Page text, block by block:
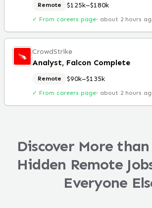
Remote $125k–$180k
✓ From careers page· about 2 hours
CrowdStrike
Analyst, Falcon Complete
Remote $90k–$135k
✓ From careers page· about 2 hours
Discover More than
Hidden Remote
Everyone